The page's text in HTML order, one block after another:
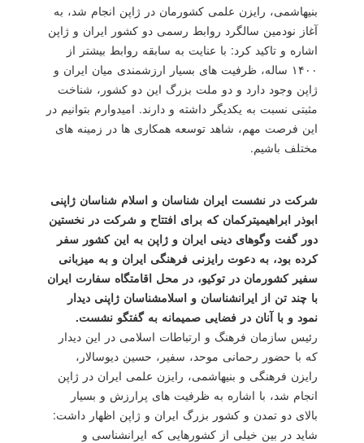
بنی‎هاشمی، رایزن علمی كشورمان در ژاپن انجام شد، به
آغاز نودمین سالگرد روابط رسمی دو كشور ایران و ژاپن
اشاره و تاكید كرد: با عنایت به سابقه روابط بیشتر از
۱۴۰۰ ساله، ظرفیت های بسیار ارزشمندی میان ایران و
ژاپن وجود دارد و دو ملت بزرگ این دو كشور، شناخت
مثبتی نسبت به یكدیگر داشته و دارند. امیدوارم بتوانیم در
این فرصت مهم، شاهد توسعه همكاری ها در زمینه های
مختلف باشیم.
شركت در نشست ایران شناسان و اسلام شناسان ژاپنی
ابوذر ابراهیمی‎تركمان كه برای افتتاح و شركت در نخستین
دور گفت وگوهای دینی ایران و ژاپن به این كشور سفر
كرده بود، به دعوت رایزنی فرهنگی ایران و به میزبانی
سفیر كشورمان در توكیو، در محل اقامتگاه سفارت ایران
با چند تن از ایران‎شناسان و اسلام‎شناسان ژاپنی دیدار
نمود و با آنان در فضایی صمیمانه به گفتگو نشست.
رئیس سازمان فرهنگ و ارتباطات اسلامی در این دیدار
كه با حضور رحمانی موحد، سفیر، حسین دیوسالار،
رایزن فرهنگی و بنی‎هاشمی، رایزن علمی ایران در ژاپن
انجام شد، با اشاره به ظرفیت های پرارزش و بسیار
بالای دو تمدن و كشور بزرگ ایران و ژاپن اظهار داشت:
شاید در بین خیلی از كشورهایی كه ایران‎شناسی و